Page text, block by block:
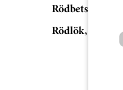
Rödbetsskott
Rödlök, hackad